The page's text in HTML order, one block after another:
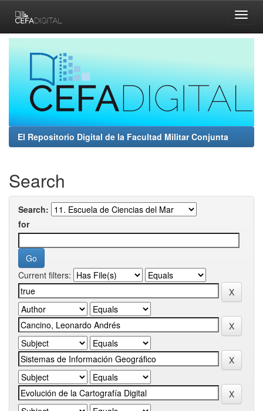
navigation
El Repositorio Digital de la Facultad Militar Conjunta
Search
Search:
for
Current filters: